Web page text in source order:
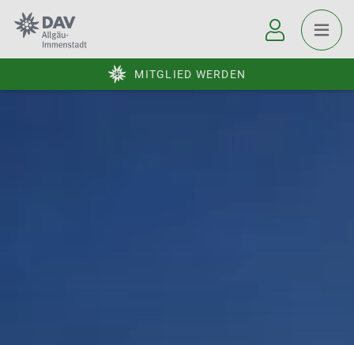
MITGLIED WERDEN